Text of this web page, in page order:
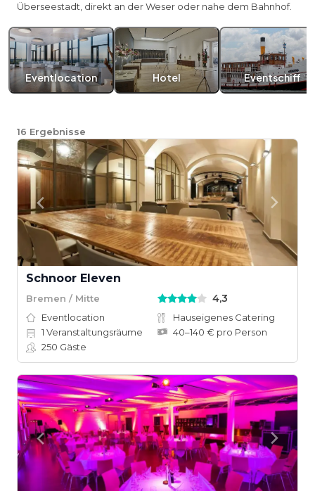
Überseestadt, direkt an der Weser oder nahe dem Bahnhof.
Eventlocation Hotel Eventschiff
16 Ergebnisse
Schnoor Eleven
Bremen / Mitte 4,3
Eventlocation
Hauseigenes Catering
1 Veranstaltungsräume
40–140 € pro Person
250 Gäste